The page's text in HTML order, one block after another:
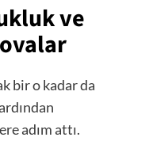
ve
bir o kadar da
adım attı.